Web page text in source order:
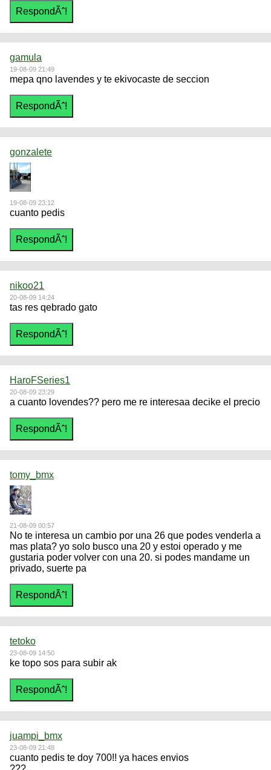
gamula
19-08-09 21:49
mepa qno lavendes y te ekivocaste de seccion
gonzalete
19-08-09 23:12
cuanto pedis
nikoo21
20-08-09 14:24
tas res qebrado gato
HaroFSeries1
20-08-09 23:29
a cuanto lovendes?? pero me re interesaa decike el precio
tomy_bmx
21-08-09 00:57
No te interesa un cambio por una 26 que podes venderla a
mas plata? yo solo busco una 20 y estoi operado y me
gustaria poder volver con una 20. si podes mandame un
privado, suerte pa
tetoko
23-08-09 14:50
ke topo sos para subir ak
juampi_bmx
23-08-09 21:48
cuanto pedis te doy 700!! ya haces envios